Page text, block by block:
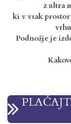
z ultra
ki v vsak
Podnožje je